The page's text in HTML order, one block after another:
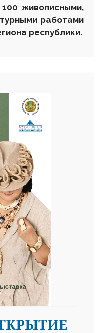
живописными,
работами
республики.